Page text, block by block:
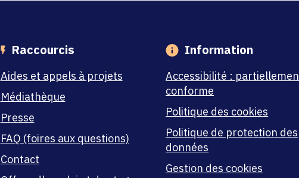
Raccourcis
Aides et appels à projets
Médiathèque
Presse
FAQ (foires aux questions)
Contact
Information
Accessibilité :
conforme
Politique des cookies
Politique de protection des
données
Gestion des cookies